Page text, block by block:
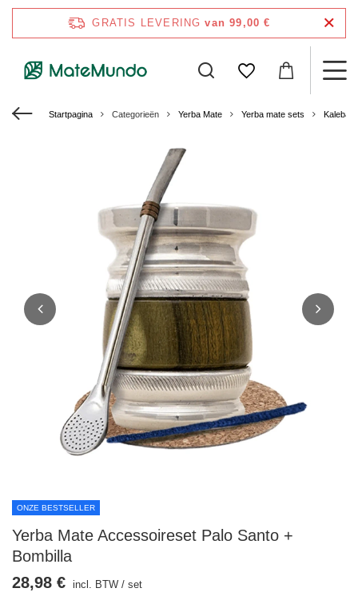
GRATIS LEVERING van 99,00 €
Startpagina Categorieën Yerba Mate Yerba mate sets Kalebas
ONZE BESTSELLER
Yerba Mate Accessoireset Palo Santo +
Bombilla
28,98 € incl. BTW / set